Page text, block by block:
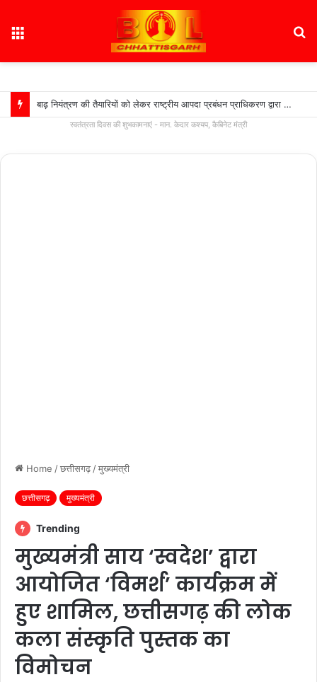
बाढ़ नियंत्रण की तैयारियों को लेकर राष्ट्रीय आपदा प्रबंधन प्राधिकरण द्वारा बाढ़ नियंत्रण को लेकर कान्फ्रेंस, प्रदेश में 18 अगस्त को टेबल टॉप और 20 अगस्त को होगी मॉक एक्सरसाइज….
स्वतंत्रता दिवस की शुभकामनाएं - मान. केदार कश्यप, कैबिनेट मंत्री
Home /छत्तीसगढ़ /मुख्यमंत्री
छत्तीसगढ़ मुख्यमंत्री
Trending
मुख्यमंत्री साय ‘स्वदेश’ द्वारा
आयोजित ‘विमर्श’ कार्यक्रम में
हुए शामिल, छत्तीसगढ़ की लोक
कला संस्कृति पुस्तक का
विमोचन